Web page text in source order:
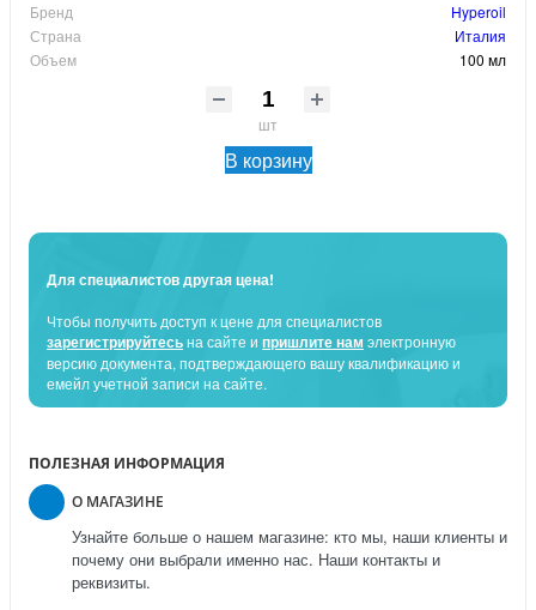
Бренд
Hyperoil
Страна
Италия
Объем
100 мл
шт
В корзину
Для специалистов другая цена!
Чтобы получить доступ к цене для специалистов
зарегистрируйтесьна сайте и пришлите нам электронную
версию документа, подтверждающего вашу квалификацию и
емейл учетной записи на сайте.
ПОЛЕЗНАЯ ИНФОРМАЦИЯ
О МАГАЗИНЕ
Узнайте больше о нашем магазине: кто мы, наши клиенты и
почему они выбрали именно нас. Наши контакты и
реквизиты.